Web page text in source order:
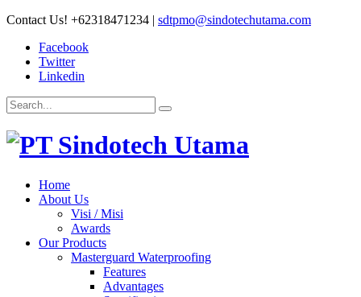
Contact Us! +62318471234 | sdtpmo@sindotechutama.com
Facebook
Twitter
Linkedin
Home
About Us
Visi / Misi
Awards
Our Products
Masterguard Waterproofing
Features
Advantages